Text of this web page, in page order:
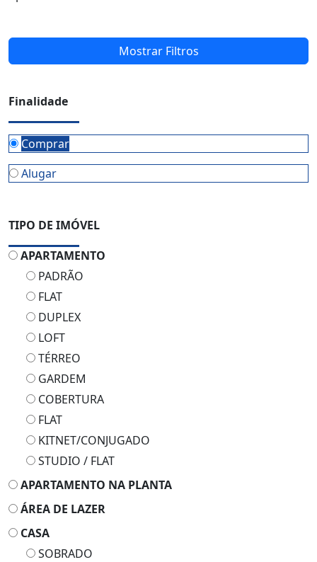
Mostrar Filtros
Finalidade
Comprar
Alugar
TIPO DE IMÓVEL
APARTAMENTO
PADRÃO
FLAT
DUPLEX
LOFT
TÉRREO
GARDEM
COBERTURA
FLAT
KITNET/CONJUGADO
STUDIO / FLAT
APARTAMENTO NA PLANTA
ÁREA DE LAZER
CASA
SOBRADO